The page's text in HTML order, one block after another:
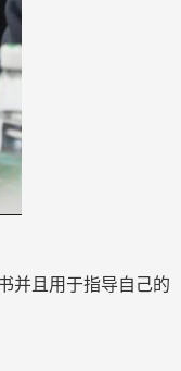
并且用于指导自己的